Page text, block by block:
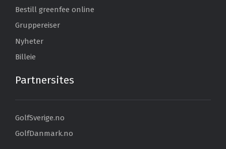
Bestill greenfee online
Gruppereiser
Nyheter
Billeie
Partnersites
GolfSverige.no
GolfDanmark.no